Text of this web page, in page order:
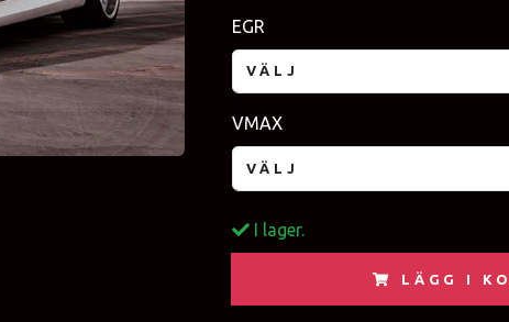
EGR
VÄLJ
VMAX
VÄLJ
I lager.
LÄGG I